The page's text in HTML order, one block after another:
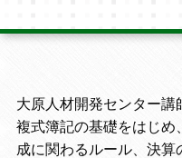
大原人材開発センター講
複式簿記の基礎をはじめ
成に関わるルール、決算